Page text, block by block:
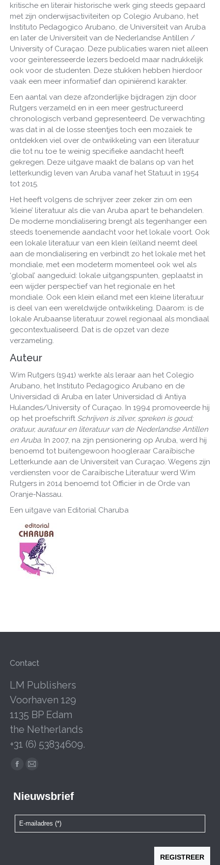
kritische en literair historische werk ging steeds gepaard
met zijn onderwijsactiviteiten op Colegio Arubano, het
Instituto Pedagogico Arubano, de Universiteit van Aruba
en later de Universiteit van de Nederlandse Antillen /
University of Curaçao. Deze publicaties waren niet alleen
voor geïnteresseerde lezers bedoeld maar nadrukkelijk
ook voor de studenten. Deze stukken hebben hierdoor
vaak een meer informatief dan opiniërend karakter.
Een aantal van deze afzonderlijke bijdragen zijn door
Rutgers verzameld en in een meer gestructureerd
chronologisch verband gepresenteerd. De verwachting
was dat in al de losse steentjes toch een mozaïek te
ontdekken viel over de ontwikkeling van een literatuur
die tot nu toe te weinig specifieke aandacht heeft
gekregen. Deze uitgave maakt de balans op van het
letterkundig leven van Aruba vanaf het Statuut in 1954
tot 2015.
Het heeft volgens de schrijver zeer zeker zin om een
‘kleine’ literatuur als die van Aruba apart te behandelen.
De moderne mondialisering brengt als tegenhanger een
steeds toenemende aandacht voor het lokale voort. Ook
een lokale literatuur van een klein (ei)land neemt deel
aan de mondialisering en verbindt zo het lokale met het
mondiale, met een modeterm momenteel ook wel als
‘global’ aangeduid: lokale uitgangspunten, geplaatst in
een wijder perspectief van het regionale en het
mondiale. Ook een klein eiland met een kleine literatuur
is deel van een wereldwijde ontwikkeling. Daarom: is de
lokale Arubaanse literatuur zowel regionaal als mondiaal
gecontextualiseerd. Dat is de opzet van deze
verzameling.
Auteur
Wim Rutgers (1941) werkte als leraar aan het Colegio
Arubano, het Instituto Pedagogico Arubano en de
Universidad di Aruba en later Universidad di Antiya
Hulandes/University of Curaçao. In 1994 promoveerde hij
op het proefschrift Schrijven is zilver, spreken is goud;
oratuur, auratuur en literatuur van de Nederlandse Antillen
en Aruba. In 2007, na zijn pensionering op Aruba, werd hij
benoemd tot buitengewoon hoogleraar Caraïbische
Letterkunde aan de Universiteit van Curaçao. Wegens zijn
verdiensten voor de Caraïbische Literatuur werd Wim
Rutgers in 2014 benoemd tot Officier in de Orde van
Oranje-Nassau.
Een uitgave van Editorial Charuba
Contact
LM Publishers
Voorhaven 129
1135 BP Edam
the Netherlands
+31 (6) 53834609.
Facebook
opens
new
window
Mail
opens
new
window